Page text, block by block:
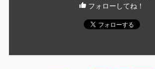
フォローしてね！